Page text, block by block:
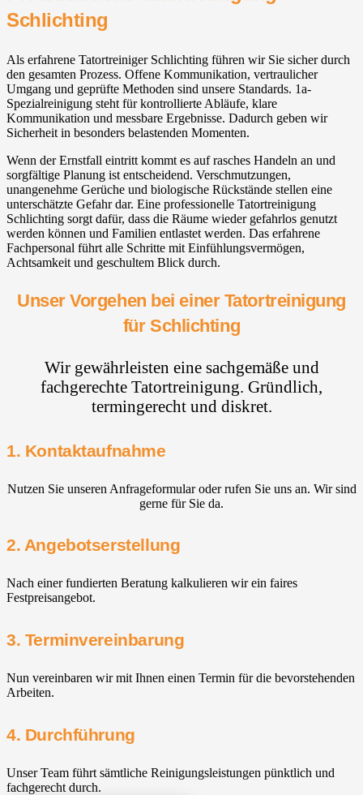
Schlichting
Als erfahrene Tatortreiniger Schlichting führen wir Sie sicher durch
den gesamten Prozess. Offene Kommunikation, vertraulicher
Umgang und geprüfte Methoden sind unsere Standards. 1a-
Spezialreinigung steht für kontrollierte Abläufe, klare
Kommunikation und messbare Ergebnisse. Dadurch geben wir
Sicherheit in besonders belastenden Momenten.
Wenn der Ernstfall eintritt kommt es auf rasches Handeln an und
sorgfältige Planung ist entscheidend. Verschmutzungen,
unangenehme Gerüche und biologische Rückstände stellen eine
unterschätzte Gefahr dar. Eine professionelle Tatortreinigung
Schlichting sorgt dafür, dass die Räume wieder gefahrlos genutzt
werden können und Familien entlastet werden. Das erfahrene
Fachpersonal führt alle Schritte mit Einfühlungsvermögen,
Achtsamkeit und geschultem Blick durch.
Unser Vorgehen bei einer Tatortreinigung
für Schlichting
Wir gewährleisten eine sachgemäße und
fachgerechte Tatortreinigung. Gründlich,
termingerecht und diskret.
1. Kontaktaufnahme
Nutzen Sie unseren Anfrageformular oder rufen Sie uns an. Wir sind
gerne für Sie da.
2. Angebotserstellung
Nach einer fundierten Beratung kalkulieren wir ein faires
Festpreisangebot.
3. Terminvereinbarung
Nun vereinbaren wir mit Ihnen einen Termin für die bevorstehenden
Arbeiten.
4. Durchführung
Unser Team führt sämtliche Reinigungsleistungen pünktlich und
fachgerecht durch.